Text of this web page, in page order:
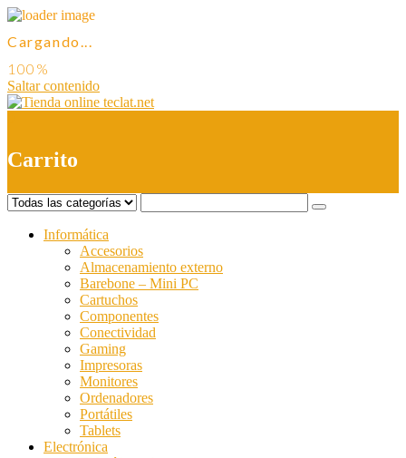
Cargando...
Saltar contenido
Carrito
Informática
Accesorios
Almacenamiento externo
Barebone – Mini PC
Cartuchos
Componentes
Conectividad
Gaming
Impresoras
Monitores
Ordenadores
Portátiles
Tablets
Electrónica